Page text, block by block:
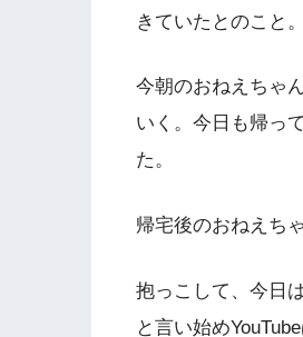
きていたとのこと
今朝のおねえちゃ
いく。今日も帰っ
た。
帰宅後のおねえち
抱っこして、今日
と言い始め